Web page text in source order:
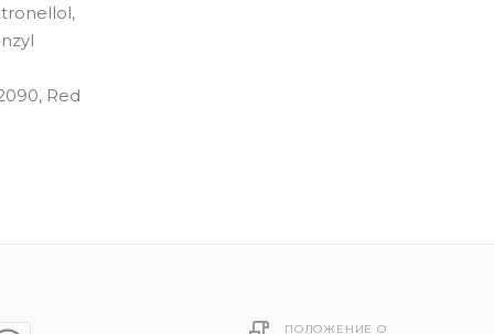
Red
ПОЛОЖЕНИЕ О